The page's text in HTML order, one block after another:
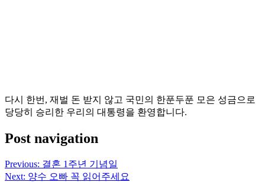
다시 한번, 재벌 돈 받지 않고 국민의 한푼두푼 모은 성금으로
당당히 승리한 우리의 대통령을 환영합니다.
Post navigation
Previous: 결혼 1주년 기념일
Next: 양수 오빠 꼭 읽어주세요